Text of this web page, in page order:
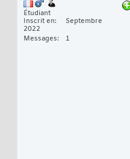
Étudiant
Inscrit en
Septembre
2022
Messages
1